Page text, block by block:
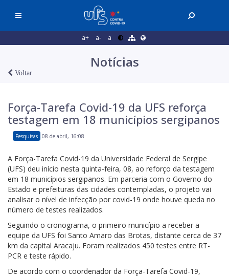
a+ a- a
Notícias
Voltar
Força-Tarefa Covid-19 da UFS reforça
testagem em 18 municípios sergipanos
Pesquisas 08 de abril, 16:08
A Força-Tarefa Covid-19 da Universidade Federal de Sergipe
(UFS) deu início nesta quinta-feira, 08, ao reforço da testagem
em 18 municípios sergipanos. Em parceria com o Governo do
Estado e prefeituras das cidades contempladas, o projeto vai
analisar o nível de infecção por covid-19 onde houve queda no
número de testes realizados.
Seguindo o cronograma, o primeiro município a receber a
equipe da UFS foi Santo Amaro das Brotas, distante cerca de 37
km da capital Aracaju. Foram realizados 450 testes entre RT-
PCR e teste rápido.
De acordo com o coordenador da Força-Tarefa Covid-19,